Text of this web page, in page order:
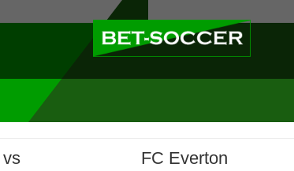
vs FC Everton